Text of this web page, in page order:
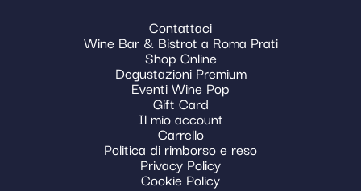
Contattaci
Wine Bar & Bistrot a Roma Prati
Shop Online
Degustazioni Premium
Eventi Wine Pop
Gift Card
Il mio account
Carrello
Politica di rimborso e reso
Privacy Policy
Cookie Policy